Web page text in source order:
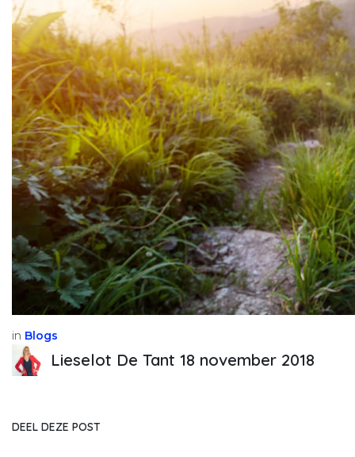
in Blogs
Lieselot De Tant 18 november 2018
DEEL DEZE POST